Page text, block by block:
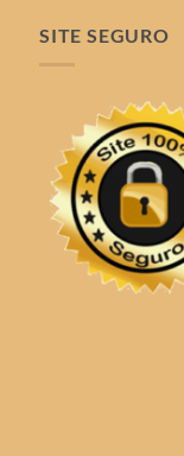
SITE SEGURO